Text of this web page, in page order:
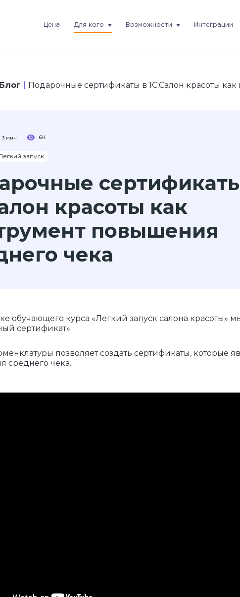
Цена Для кого Возможности Интеграции
Блог Подарочные сертификаты в 1С:Салон красоты
3 мин 6K
запуск
красоты как
повышения
чека
обучающего курса «Легкий запуск салона красоты»
сертификат».
позволяет создать сертификаты, которые
среднего чека.